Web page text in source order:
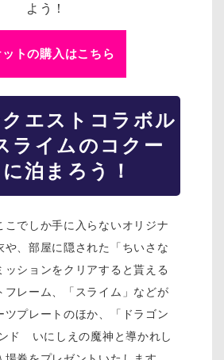
よう！
トの購入はこちら
エスト コラボル
ライムのコクー
泊まろう！
こでしか手に入らないオリジナ
や、部屋に隠された「ちいさな
ッションをクリアすると貰える
フレーム、「スライム」などが
ツプレートのほか、「ドラゴン
ド いにしえの魔神と導かれし